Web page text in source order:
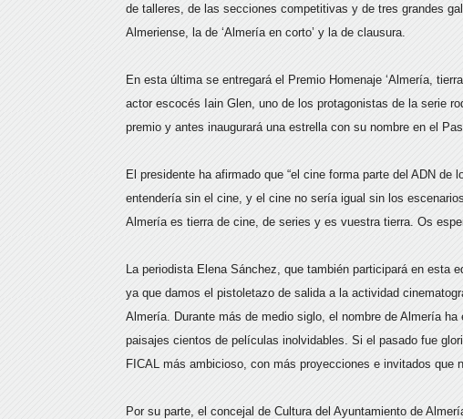
de talleres, de las secciones competitivas y de tres grandes
Almeriense, la de ‘Almería en corto’ y la de clausura.
En esta última se entregará el Premio Homenaje ‘Almería,
actor escocés Iain Glen, uno de los protagonistas de la serie
premio y antes inaugurará una estrella con su nombre en el
El presidente ha afirmado que “el cine forma parte del ADN
entendería sin el cine, y el cine no sería igual sin los
Almería es tierra de cine, de series y es vuestra tierra. Os
La periodista Elena Sánchez, que también participará en esta
ya que damos el pistoletazo de salida a la actividad
Almería. Durante más de medio siglo, el nombre de Almería
paisajes cientos de películas inolvidables. Si el pasado fue
FICAL más ambicioso, con más proyecciones e invitados que
Por su parte, el concejal de Cultura del Ayuntamiento de